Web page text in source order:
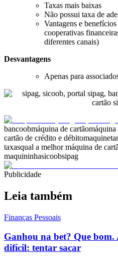
Taxas mais baixas
Não possui taxa de
Vantagens e
cooperativas
diferentes canais)
Desvantagens
Apenas para
bancoobmáquina de cartãomáquina
cartão de crédito e débitomaquineta
taxasqual a melhor máquina de
maquininhasicoobsipag
Publicidade
Leia também
Finanças Pessoais
Ganhou na bet? Que
difícil: tentar sacar